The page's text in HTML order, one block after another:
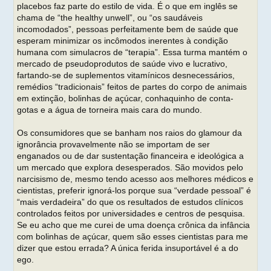
placebos faz parte do estilo de vida. É o que em inglês se
chama de “the healthy unwell”, ou “os saudáveis
incomodados”, pessoas perfeitamente bem de saúde que
esperam minimizar os incômodos inerentes à condição
humana com simulacros de “terapia”. Essa turma mantém o
mercado de pseudoprodutos de saúde vivo e lucrativo,
fartando-se de suplementos vitamínicos desnecessários,
remédios “tradicionais” feitos de partes do corpo de animais
em extinção, bolinhas de açúcar, conhaquinho de conta-
gotas e a água de torneira mais cara do mundo.
Os consumidores que se banham nos raios do glamour da
ignorância provavelmente não se importam de ser
enganados ou de dar sustentação financeira e ideológica a
um mercado que explora desesperados. São movidos pelo
narcisismo de, mesmo tendo acesso aos melhores médicos e
cientistas, preferir ignorá-los porque sua “verdade pessoal” é
“mais verdadeira” do que os resultados de estudos clínicos
controlados feitos por universidades e centros de pesquisa.
Se eu acho que me curei de uma doença crônica da infância
com bolinhas de açúcar, quem são esses cientistas para me
dizer que estou errada? A única ferida insuportável é a do
ego.